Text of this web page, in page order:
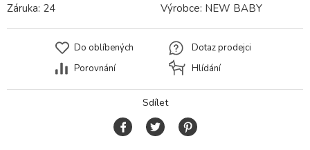
Záruka: 24 Výrobce: NEW BABY
Do oblíbených
Porovnání
Dotaz prodejci
Hlídání
Sdílet